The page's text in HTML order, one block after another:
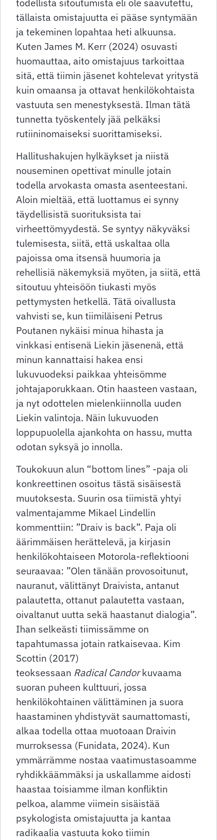
todellista sitoutumista eli ole saavutettu,
tällaista omistajuutta ei pääse syntymään
ja tekeminen lopahtaa heti alkuunsa.
Kuten James M. Kerr (2024) osuvasti
huomauttaa, aito omistajuus tarkoittaa
sitä, että tiimin jäsenet kohtelevat yritystä
kuin omaansa ja ottavat henkilökohtaista
vastuuta sen menestyksestä. Ilman tätä
tunnetta työskentely jää pelkäksi
rutiininomaiseksi suorittamiseksi.
Hallitushakujen hylkäykset ja niistä
nouseminen opettivat minulle jotain
todella arvokasta omasta asenteestani.
Aloin mieltää, että luottamus ei synny
täydellisistä suorituksista tai
virheettömyydestä. Se syntyy näkyväksi
tulemisesta, siitä, että uskaltaa olla
pajoissa oma itsensä huumoria ja
rehellisiä näkemyksiä myöten, ja siitä, että
sitoutuu yhteisöön tiukasti myös
pettymysten hetkellä. Tätä oivallusta
vahvisti se, kun tiimiläiseni Petrus
Poutanen nykäisi minua hihasta ja
vinkkasi entisenä Liekin jäsenenä, että
minun kannattaisi hakea ensi
lukuvuodeksi paikkaa yhteisömme
johtajaporukkaan. Otin haasteen vastaan,
ja nyt odottelen mielenkiinnolla uuden
Liekin valintoja. Näin lukuvuoden
loppupuolella ajankohta on hassu, mutta
odotan syksyä jo innolla.
Toukokuun alun “bottom lines” -paja oli
konkreettinen osoitus tästä sisäisestä
muutoksesta. Suurin osa tiimistä yhtyi
valmentajamme Mikael Lindellin
kommenttiin: ”Draiv is back”. Paja oli
äärimmäisen herättelevä, ja kirjasin
henkilökohtaiseen Motorola-reflektiooni
seuraavaa: ”Olen tänään provosoitunut,
nauranut, välittänyt Draivista, antanut
palautetta, ottanut palautetta vastaan,
oivaltanut uutta sekä haastanut dialogia”.
Ihan selkeästi tiimissämme on
tapahtumassa jotain ratkaisevaa. Kim
Scottin (2017)
teoksessaan Radical Candorkuvaama
suoran puheen kulttuuri, jossa
henkilökohtainen välittäminen ja suora
haastaminen yhdistyvät saumattomasti,
alkaa todella ottaa muotoaan Draivin
murroksessa (Funidata, 2024). Kun
ymmärrämme nostaa vaatimustasoamme
ryhdikkäämmäksi ja uskallamme aidosti
haastaa toisiamme ilman konfliktin
pelkoa, alamme viimein sisäistää
psykologista omistajuutta ja kantaa
radikaalia vastuuta koko tiimin